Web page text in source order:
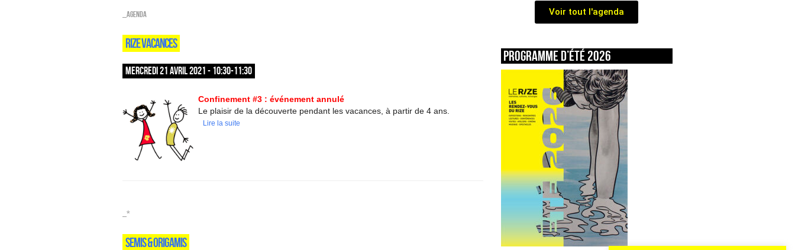
_Agenda
RIZE VACANCES
MERCREDI 21 AVRIL 2021 - 10:30-11:30
Confinement #3 : événement annulé
Le plaisir de la découverte pendant les vacances, à partir de 4 ans.
Lire la suite
_*
SEMIS & ORIGAMIS
Voir tout l'agenda
Programme d’été 2026